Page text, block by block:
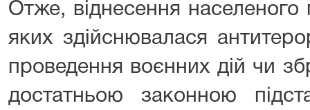
Отже, віднесення населеного
яких здійснювалася
проведення воєнних дій чи
достатньою законною